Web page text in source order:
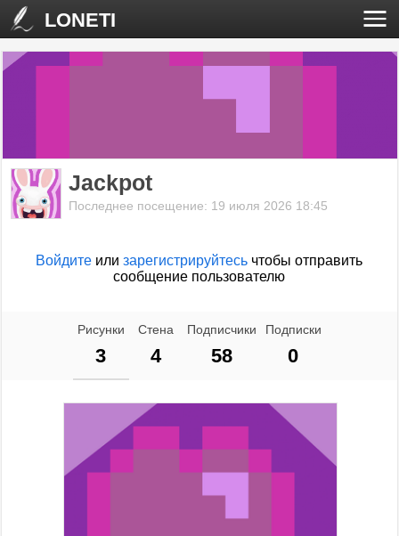
LONETI
Jackpot
Последнее посещение: 19 июля 2026 18:45
Войдите илизарегистрируйтесь чтобы отправить
сообщение пользователю
Рисунки
3
Стена
4
Подписчики
58
Подписки
0